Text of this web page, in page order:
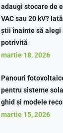
adaugi stocare de
VAC sau 20 kV?
știi înainte să alegi
potrivită
martie 18, 2026
Panouri
pentru sisteme
ghid și modele
martie 15, 2026